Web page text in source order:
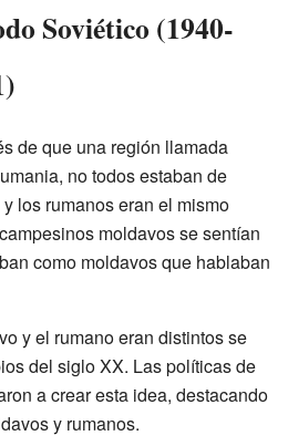
Soviético (1940-
de que una región llamada
no todos estaban de
los rumanos eran el mismo
moldavos se sentían
como moldavos que hablaban
y el rumano eran distintos se
del siglo XX. Las políticas de
a crear esta idea, destacando
y rumanos.